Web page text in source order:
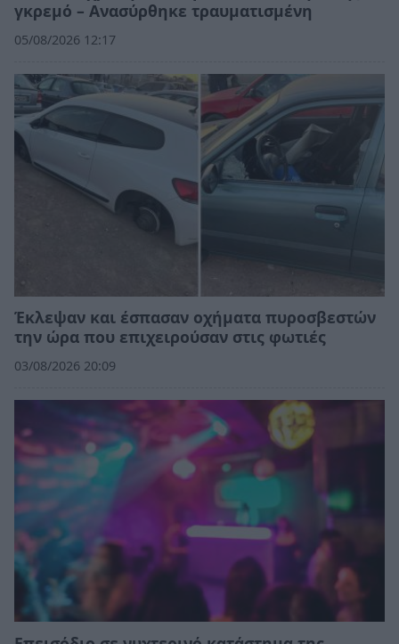
γκρεμό – Ανασύρθηκε τραυματισμένη
05/08/2026 12:17
Έκλεψαν και έσπασαν οχήματα πυροσβεστών
την ώρα που επιχειρούσαν στις φωτιές
03/08/2026 20:09